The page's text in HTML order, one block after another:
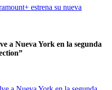
a Nueva York en la segunda